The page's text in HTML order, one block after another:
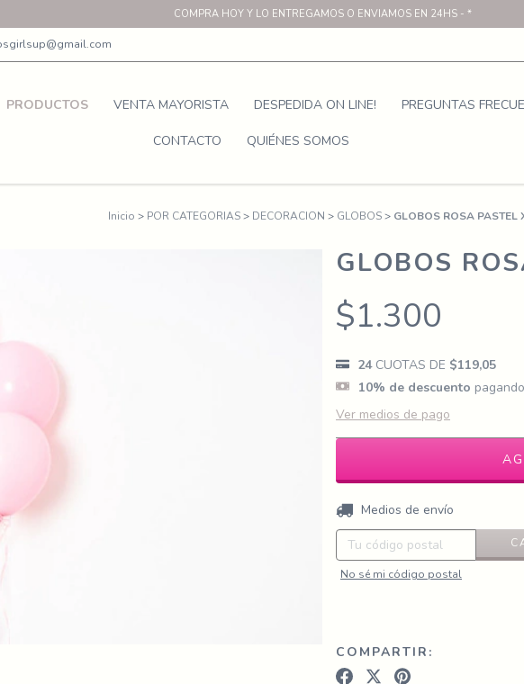
COMPRA HOY Y LO ENTREGAMOS O ENVIAMOS EN 24HS - *
PRODUCTOS VENTA MAYORISTA DESPEDIDA ON LINE! PREGUNTAS
CONTACTO QUIÉNES SOMOS
Inicio > POR CATEGORIAS> DECORACION > GLOBOS> GLOBOS ROSA PASTEL
GLOBOS
$1.300
24 CUOTAS DE $119,05
10% de descuento
Ver medios de pago
Entregas para el CP:
Medios de envío
No sé mi código postal
COMPARTIR: